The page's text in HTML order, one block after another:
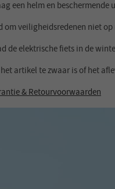
een helm en
om veiligheidsredenen niet
de elektrische fiets in de
artikel te zwaar is of het
& Retourvoorwaarden